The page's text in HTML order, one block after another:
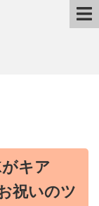
キア
祝いのツ